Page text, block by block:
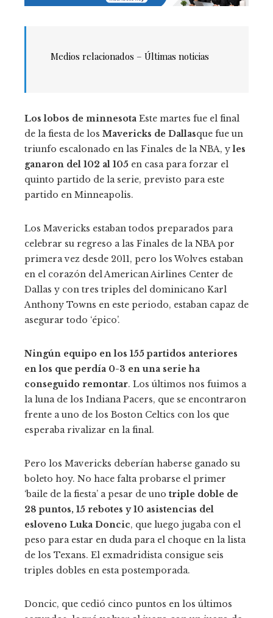
Medios relacionados – Últimas noticias
Loslobos de minnesota Este martes fue el final
de la fiesta de los Mavericks de Dallasque fue un
triunfo escalonado en las Finales de la NBA, yles
ganaron del 102 al 105 en casa para forzar el
quinto partido de la serie, previsto para este
partido en Minneapolis.
Los Mavericks estaban todos preparados para
celebrar su regreso a las Finales de la NBA por
primera vez desde 2011, pero los Wolves estaban
en el corazón del American Airlines Center de
Dallas y con tres triples del dominicano Karl
Anthony Towns en este periodo, estaban capaz de
asegurar todo ‘épico’.
Ningún equipo en los 155 partidos anteriores
en los que perdía 0-3 en una serie ha
conseguido remontar. Los últimos nos fuimos a
la luna de los Indiana Pacers, que se encontraron
frente a uno de los Boston Celtics con los que
esperaba rivalizar en la final.
Pero los Mavericks deberían haberse ganado su
boleto hoy. No hace falta probarse el primer
‘baile de la fiesta’ a pesar de uno triple doble de
28 puntos, 15 rebotes y 10 asistencias del
esloveno Luka Doncic, que luego jugaba con el
peso para estar en duda para el choque en la lista
de los Texans. El exmadridista consigue seis
triples dobles en esta postemporada.
Doncic, que cedió cinco puntos en los últimos